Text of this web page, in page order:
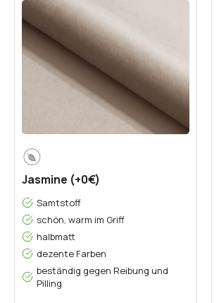
Jasmine (+0€)
Samtstoff
schön, warm im Griff
halbmatt
dezente Farben
beständig gegen Reibung und
Pilling